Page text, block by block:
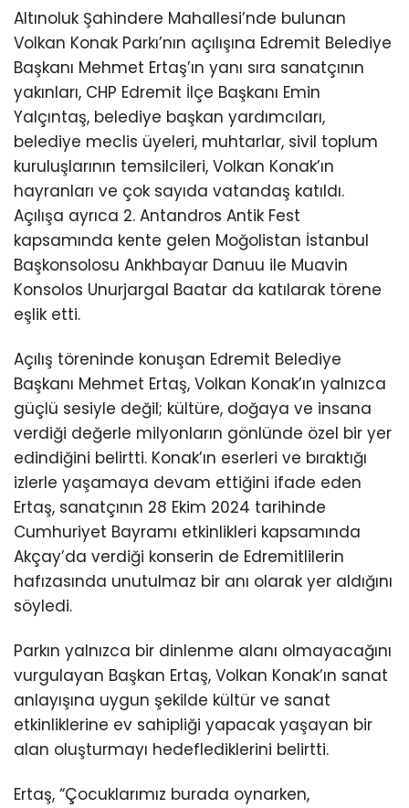
Altınoluk Şahindere Mahallesi’nde bulunan
Volkan Konak Parkı’nın açılışına Edremit Belediye
Başkanı Mehmet Ertaş’ın yanı sıra sanatçının
yakınları, CHP Edremit İlçe Başkanı Emin
Yalçıntaş, belediye başkan yardımcıları,
belediye meclis üyeleri, muhtarlar, sivil toplum
kuruluşlarının temsilcileri, Volkan Konak’ın
hayranları ve çok sayıda vatandaş katıldı.
Açılışa ayrıca 2. Antandros Antik Fest
kapsamında kente gelen Moğolistan İstanbul
Başkonsolosu Ankhbayar Danuu ile Muavin
Konsolos Unurjargal Baatar da katılarak törene
eşlik etti.
Açılış töreninde konuşan Edremit Belediye
Başkanı Mehmet Ertaş, Volkan Konak’ın yalnızca
güçlü sesiyle değil; kültüre, doğaya ve insana
verdiği değerle milyonların gönlünde özel bir yer
edindiğini belirtti. Konak’ın eserleri ve bıraktığı
izlerle yaşamaya devam ettiğini ifade eden
Ertaş, sanatçının 28 Ekim 2024 tarihinde
Cumhuriyet Bayramı etkinlikleri kapsamında
Akçay’da verdiği konserin de Edremitlilerin
hafızasında unutulmaz bir anı olarak yer aldığını
söyledi.
Parkın yalnızca bir dinlenme alanı olmayacağını
vurgulayan Başkan Ertaş, Volkan Konak’ın sanat
anlayışına uygun şekilde kültür ve sanat
etkinliklerine ev sahipliği yapacak yaşayan bir
alan oluşturmayı hedeflediklerini belirtti.
Ertaş, “Çocuklarımız burada oynarken,